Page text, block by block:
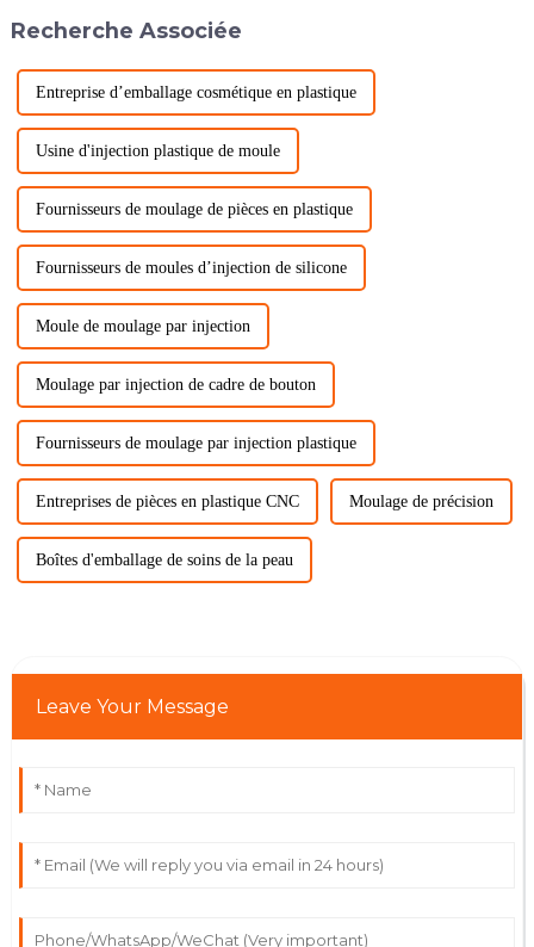
livraison....
Recherche Associée
Entreprise d’emballage cosmétique en plastique
Usine d'injection plastique de moule
Fournisseurs de moulage de pièces en plastique
Fournisseurs de moules d’injection de silicone
Moule de moulage par injection
Moulage par injection de cadre de bouton
Fournisseurs de moulage par injection plastique
Entreprises de pièces en plastique CNC Moulage de précision
Boîtes d'emballage de soins de la peau
Leave Your Message